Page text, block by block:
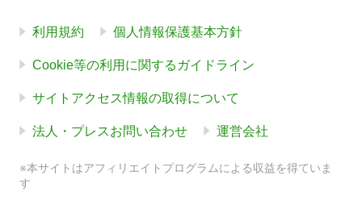
利用規約 個人情報保護基本方針
Cookie等の利用に関するガイドライン
サイトアクセス情報の取得について
法人・プレスお問い合わせ 運営会社
※本サイトはアフィリエイトプログラムによる収益を得ていま
す